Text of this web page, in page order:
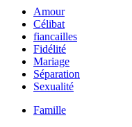
Amour
Célibat
fiancailles
Fidélité
Mariage
Séparation
Sexualité
Famille